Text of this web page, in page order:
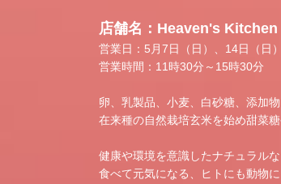
店舗名：Heaven's
営業日：5月7日（日）、14日（日
営業時間：11時30分～15時30分
卵、乳製品、小麦、白砂糖、添加
在来種の自然栽培玄米を始め甜菜
健康や環境を意識したナチュラル
食べて元気になる、ヒトにも動物